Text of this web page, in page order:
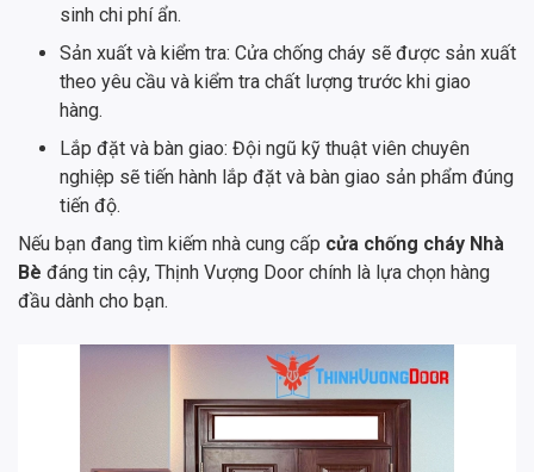
sinh chi phí ẩn.
Sản xuất và kiểm tra: Cửa chống cháy sẽ được sản xuất
theo yêu cầu và kiểm tra chất lượng trước khi giao
hàng.
Lắp đặt và bàn giao: Đội ngũ kỹ thuật viên chuyên
nghiệp sẽ tiến hành lắp đặt và bàn giao sản phẩm đúng
tiến độ.
Nếu bạn đang tìm kiếm nhà cung cấp cửa chống cháy Nhà
Bè đáng tin cậy, Thịnh Vượng Door chính là lựa chọn hàng
đầu dành cho bạn.